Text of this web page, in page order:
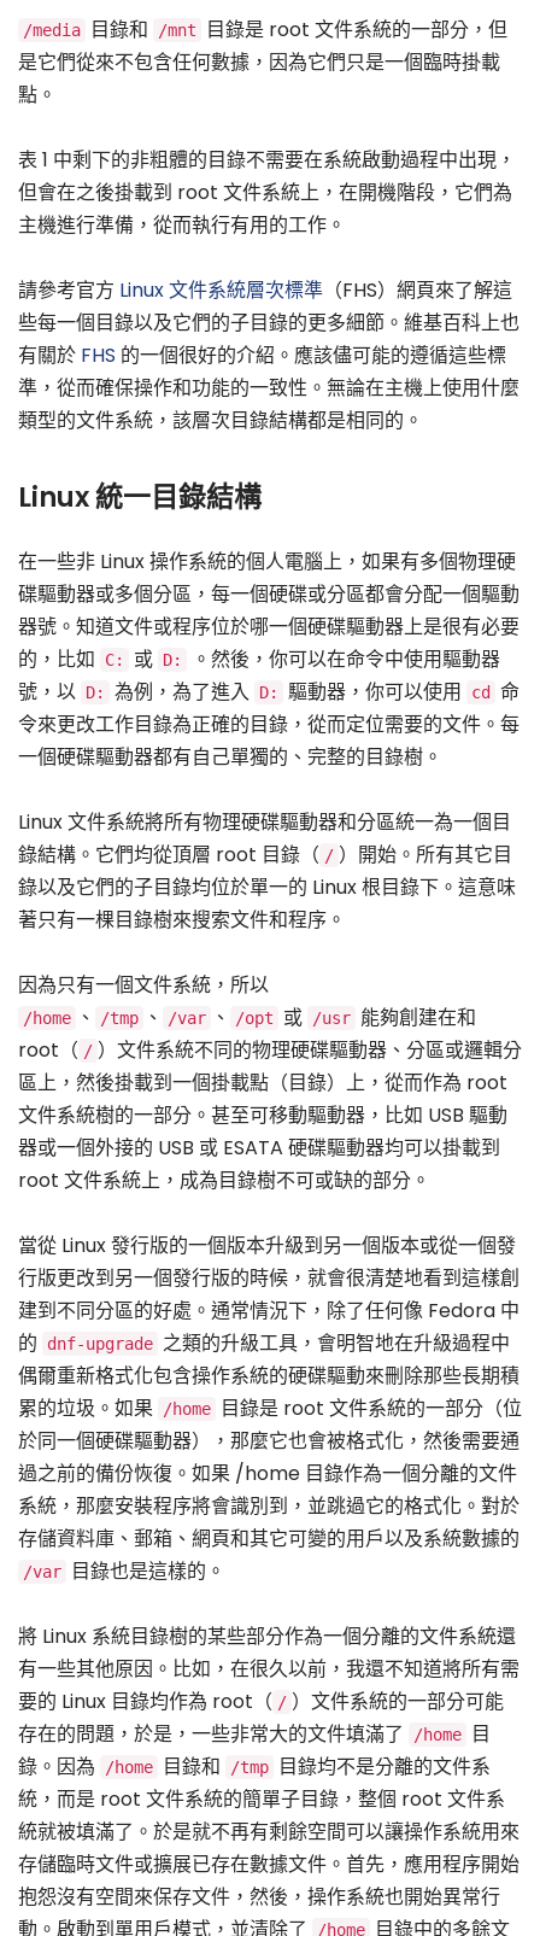
/media 目錄和 /mnt
目錄是 root 文件系統的一部分，但
是它們從來不包含任何數據，因為它們只是一個臨時掛載
點。
表 1 中剩下的非粗體的目錄不需要在系統啟動過程中出現，
但會在之後掛載到 root 文件系統上，在開機階段，它們為
主機進行準備，從而執行有用的工作。
請參考官方 Linux 文件系統層次標準 （FHS）網頁來了解這
些每一個目錄以及它們的子目錄的更多細節。維基百科上也
有關於 FHS 的一個很好的介紹。應該儘可能的遵循這些標
準，從而確保操作和功能的一致性。無論在主機上使用什麼
類型的文件系統，該層次目錄結構都是相同的。
Linux 統一目錄結構
在一些非 Linux 操作系統的個人電腦上，如果有多個物理硬
碟驅動器或多個分區，每一個硬碟或分區都會分配一個驅動
器號。知道文件或程序位於哪一個硬碟驅動器上是很有必要
的，比如
C: 或 D:
。然後，你可以在命令中使用驅動器
號，以 D: 為例，為了進入 D: 驅動器，你可以使用 cd 命
令來更改工作目錄為正確的目錄，從而定位需要的文件。每
一個硬碟驅動器都有自己單獨的、完整的目錄樹。
Linux 文件系統將所有物理硬碟驅動器和分區統一為一個目
錄結構。它們均從頂層 root 目錄（ / ）開始。所有其它目
錄以及它們的子目錄均位於單一的 Linux 根目錄下。這意味
著只有一棵目錄樹來搜索文件和程序。
因為只有一個文件系統，所以
/home 、 /tmp 、 /var 、 /opt 或 /usr 能夠創建在和
root（ / ）文件系統不同的物理硬碟驅動器、分區或邏輯分
區上，然後掛載到一個掛載點（目錄）上，從而作為 root
文件系統樹的一部分。甚至可移動驅動器，比如 USB 驅動
器或一個外接的 USB 或 ESATA 硬碟驅動器均可以掛載到
root 文件系統上，成為目錄樹不可或缺的部分。
當從 Linux 發行版的一個版本升級到另一個版本或從一個發
行版更改到另一個發行版的時候，就會很清楚地看到這樣創
建到不同分區的好處。通常情況下，除了任何像 Fedora 中
的
dnf-upgrade 之類的升級工具，會明智地在升級過程中
偶爾重新格式化包含操作系統的硬碟驅動來刪除那些長期積
累的垃圾。如果
/home
目錄是 root 文件系統的一部分（位
於同一個硬碟驅動器），那麼它也會被格式化，然後需要通
過之前的備份恢復。如果 /home 目錄作為一個分離的文件
系統，那麼安裝程序將會識別到，並跳過它的格式化。對於
存儲資料庫、郵箱、網頁和其它可變的用戶以及系統數據的
/var 目錄也是這樣的。
將 Linux 系統目錄樹的某些部分作為一個分離的文件系統還
有一些其他原因。比如，在很久以前，我還不知道將所有需
要的 Linux 目錄均作為 root（ / ）文件系統的一部分可能
存在的問題，於是，一些非常大的文件填滿了
/home
目
錄。因為
/home 目錄和 /tmp
目錄均不是分離的文件系
統，而是 root 文件系統的簡單子目錄，整個 root 文件系
統就被填滿了。於是就不再有剩餘空間可以讓操作系統用來
存儲臨時文件或擴展已存在數據文件。首先，應用程序開始
抱怨沒有空間來保存文件，然後，操作系統也開始異常行
動。啟動到單用戶模式，並清除了
/home 目錄中的多餘文